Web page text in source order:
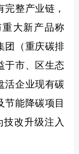
整产业链，
大新产品称
团（重庆碳排
于市、区生态
活企业现有碳
节能降碳项目
改升级注入